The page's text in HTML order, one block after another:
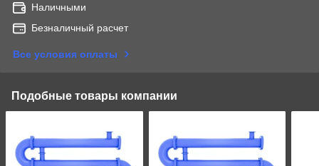
Наличными
Безналичный расчет
Все условия оплаты
Подобные товары компании